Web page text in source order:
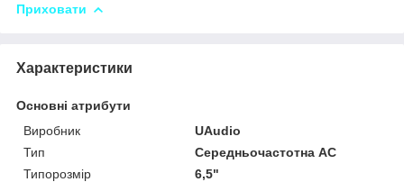
Приховати
Характеристики
Основні атрибути
Виробник
UAudio
Тип
Середньочастотна АС
Типорозмір
6,5"